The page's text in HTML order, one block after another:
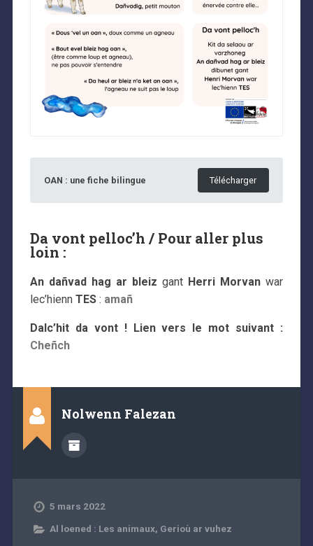
OAN : une fiche bilingue Télécharger
Da vont pelloc’h / Pour aller plus
loin :
An dañvad hag ar bleiz gant Herri Morvan war
lec’hienn TES: amañ
Dalc’hit da vont ! Lien vers le mot suivant :
Cheñch
Nolwenn Falezan
5 mars 2022
Al loened : Les animaux, Gerioù ar vuhez